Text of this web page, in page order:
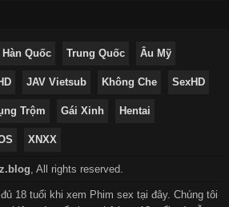
Hàn Quốc Trung Quốc Âu Mỹ
JAV Vietsub Không Che SexHD
Trộm Gái Xinh Hentai
XNXX
All rights reserved.
18 tuổi khi xem Phim sex tại đây. Chúng tôi